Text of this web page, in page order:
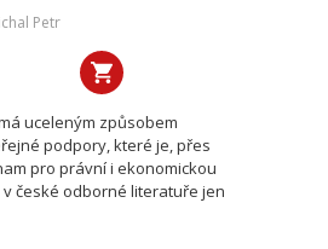
Petr
uceleným způsobem
podpory, které je, přes
pro právní i ekonomickou
české odborné literatuře jen